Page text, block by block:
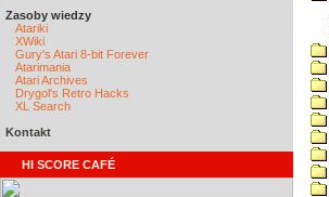
Zasoby wiedzy
Atariki
XWiki
Gury's Atari 8-bit Forever
Atarimania
Atari Archives
Drygol's Retro Hacks
XL Search
Kontakt
HI SCORE CAFÉ